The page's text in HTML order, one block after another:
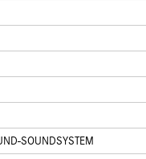
SOUNDSYSTEM